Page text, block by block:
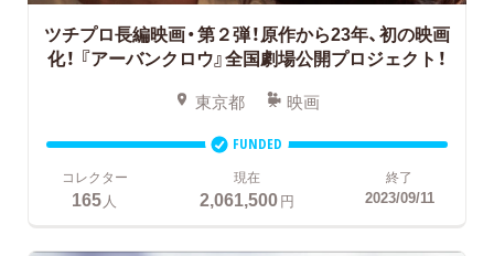
ツチプロ長編映画・第２弾！原作から23年、初の映画
化！ 『アーバンクロウ』全国劇場公開プロジェクト！
東京都 映画
FUNDED
コレクター
165 人
現在
2,061,500円
終了
2023/09/11